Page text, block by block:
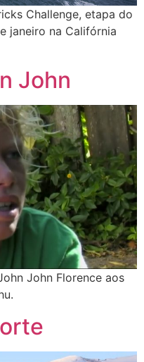
Challenge, etapa do
janeiro na Califórnia
John
John Florence aos